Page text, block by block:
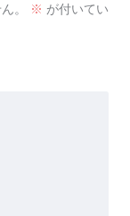
。 ※ が付いてい